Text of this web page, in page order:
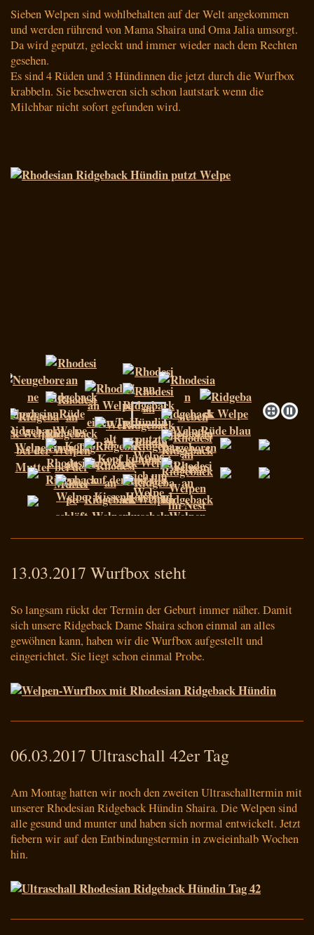
Sieben Welpen sind wohlbehalten auf der Welt angekommen
und werden rührend von Mama Shaira und Oma Jalia umsorgt.
Da wird geputzt, geleckt und immer wieder nach dem Rechten
gesehen.
Es sind 4 Rüden und 3 Hündinnen die jetzt durch die Wurfbox
krabbeln. Sie beschweren sich schon lautstark wenn die
Milchbar nicht sofort gefunden wird.
13.03.2017 Wurfbox steht
So langsam rückt der Termin der Geburt immer näher. Damit
sich unsere Ridgeback Dame Shaira schon einmal an alles
gewöhnen kann, haben wir die Wurfbox aufgestellt und
eingerichtet. Sie liegt schon einmal Probe.
06.03.2017 Ultraschall 42er Tag
Am Montag hatten wir noch den zweiten Ultraschalltermin mit
unserer Rhodesian Ridgeback Hündin Shaira. Die Welpen sind
alle gesund und munter und haben sich normal entwickelt. Jetzt
fiebern wir auf den Entbindungstermin in zweieinhalb Wochen
hin.